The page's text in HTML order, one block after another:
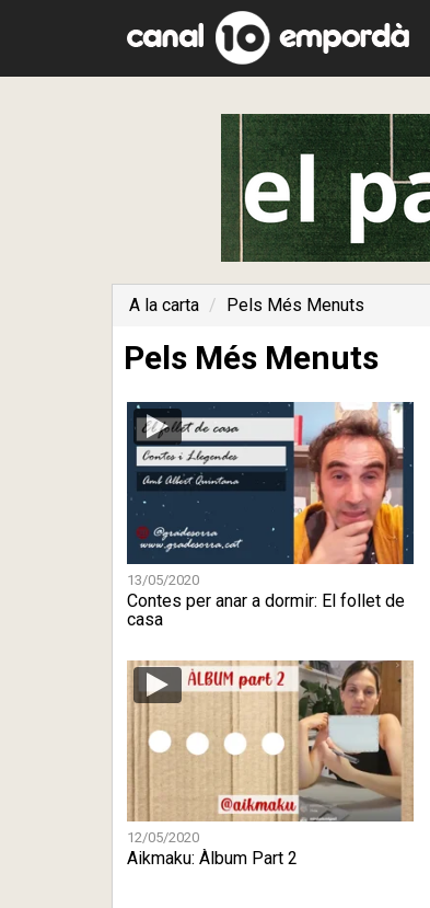
A la carta Pels Més Menuts
Pels Més Menuts
13/05/2020
Contes per anar a dormir: El follet de
casa
12/05/2020
Aikmaku: Àlbum Part 2